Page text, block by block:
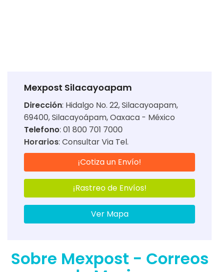
Mexpost Silacayoapam
Dirección: Hidalgo No. 22, Silacayoapam,
69400, Silacayoápam, Oaxaca - México
Telefono: 01 800 701 7000
Horarios: Consultar Via Tel.
¡Cotiza un Envío!
¡Rastreo de Envíos!
Ver Mapa
Sobre Mexpost - Correos